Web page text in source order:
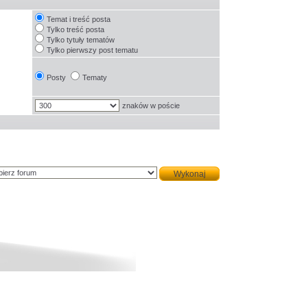
Temat i treść posta
Tylko treść posta
Tylko tytuły tematów
Tylko pierwszy post tematu
Posty Tematy
znaków w poście